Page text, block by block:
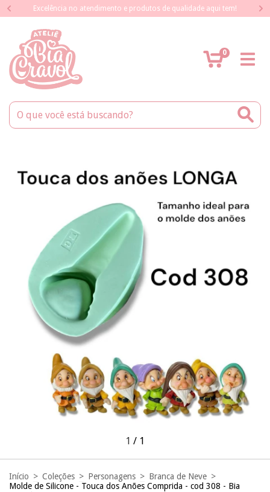
Excelência no atendimento e produtos de qualidade aqui tem!
0
1 / 1
Início > Coleções > Personagens > Branca de Neve >
Molde de Silicone - Touca dos Anões Comprida - cod 308 - Bia